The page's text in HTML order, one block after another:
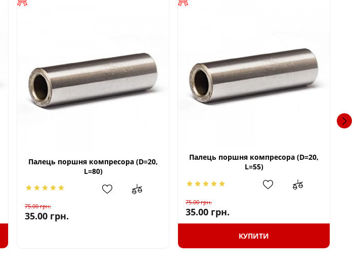
Палець поршня компресора (D=20,
L=80)
75.00грн.
35.00 грн.
Палець поршня компресора (D=20,
L=55)
75.00грн.
35.00 грн.
КУПИТИ